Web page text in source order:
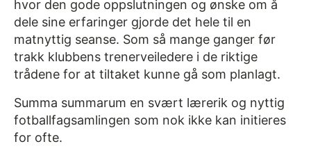
hvor den gode oppslutningen og ønske om å
dele sine erfaringer gjorde det hele til en
matnyttig seanse. Som så mange ganger før
trakk klubbens trenerveiledere i de riktige
trådene for at tiltaket kunne gå som planlagt.
Summa summarum en svært lærerik og nyttig
fotballfagsamlingen som nok ikke kan initieres
for ofte.